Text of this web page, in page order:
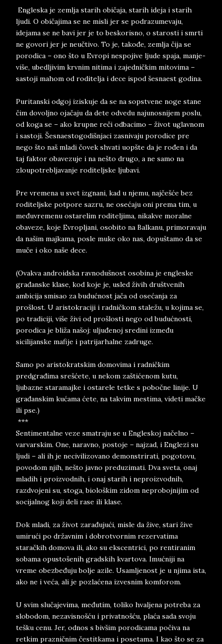
Engleska je zemlja starih običaja, starih ideja i starih
ljudi. O običajima se ne misli jer se podrazumevaju,
idejama se ne bavi jer je to beskorisno, o starosti i smrti
ne govori jer je neučtivo. To je, takođe, zemlja čija se
porodica – ono što u Evropi nespojive ljude spaja, manje-
više, ubedljivim krvnim nitima i zajedničkim mitovima –
sastoji mahom od roditelja i dece ispod šesnaest godina.
Puritanski odgoj iziskuje da se na sopstvene noge stane
čim dovoljno ojačaju da dete odvedu najunosnijem poslu,
od koga se – ako krupne reči odbacimo – život uglavnom
i sastoji. Šesnaestogodišnjaci zasnivaju porodice pre
nego što naš mladi čovek shvati uopšte da je rođen i da
taj faktor obavezuje i na nešto drugo, a ne samo na
zloupotrebljavanje roditeljske ljubavi.
Pre vremena u svet izgnani, kad u njemu, najčešće bez
roditeljske potpore sazru, ne osećaju oni prema tim, u
međuvremenu ostarelim roditeljima, nikakve moralne
obaveze, koje Evropljani, osobito na Balkanu, primoravaju
da našim majkama, posle muke oko nas, dopuštamo da se
muče i oko naše dece.
(Ovakva androidska ravnodušnost osobina je engleske
građanske klase, kod koje je, usled živih društvenih
ambicija smisao za budućnost jača od osećanja za
prošlost. U aristokraciji i radničkom staležu, u kojima se,
po tradiciji, više živi od prošlosti nego od budućnosti,
porodica je bliža našoj: uljuđenoj sredini između
sicilijanske mafije i patrijarhalne zadruge.
Samo po aristokratskim domovima i radničkim
predgrađima srešćete, u nekom zaštićenom kutu,
ljubazne staramajke i ostarele tetke s pobočne linije. U
građanskim kućama ćete, na takvim mestima, videti mačke
ili pse.)
***
Sentimentalne veze smatraju se u Engleskoj načelno –
varvarskim. One, naravno, postoje – najzad, i Englezi su
ljudi – ali ih je necivilizovano demonstrirati, pogotovu,
povodom njih, nešto javno preduzimati. Dva sveta, onaj
mladih i proizvodnih, i onaj starih i neproizvodnih,
razdvojeni su, stoga, biološkim zidom neprobojnijim od
socijalnog koji deli rase ili klase.
Dok mladi, za život zarađujući, misle da žive, stari žive
umirući po državnim i dobrotvornim rezervatima
staračkih domova ili, ako su ekscentrici, po rentiranim
sobama opustošenih gradskih kvartova. Imućniji na
vreme obezbeđuju bolje azile. Usamljenost je u njima ista,
ako ne i veća, ali je pozlaćena izvesnim komforom.
U svim slučajevima, međutim, toliko hvaljena potreba za
slobodom, nezavisnošću i privatnošću, plaća sada svoju
tešku cenu. Jer, odnos s bivšim porodicama počiva na
retkim prazničnim čestitkama i posetama. I kao što se za